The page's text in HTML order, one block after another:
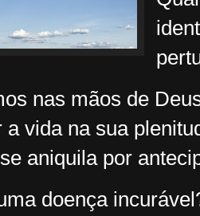
nas mãos de
a vida na sua
aniquila por
doença